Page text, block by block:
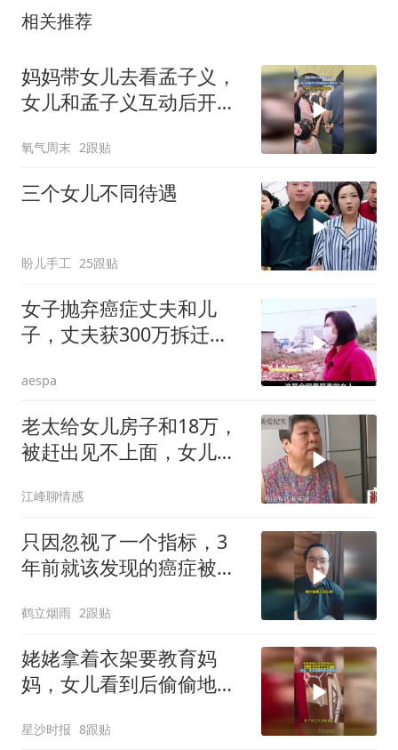
相关推荐
妈妈带女儿去看孟子义，
女儿和孟子义互动后开心
容好治愈
氧气周末 2跟贴
三个女儿不同待遇
盼儿手工 25跟贴
女子抛弃癌症丈夫和儿
子，丈夫获300万拆迁
aespa
老太给女儿房子和18万，
被赶出见不上面，女儿：
江峰聊情感
只因忽视了一个指标，3
年前就该发现的癌症被拖
鹤立烟雨 2跟贴
姥姥拿着衣架要教育妈
妈，女儿看到后偷偷地笑
远是孩子
星沙时报 8跟贴